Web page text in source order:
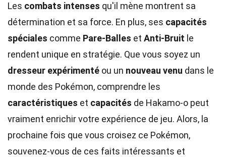
Les combats intenses qu'il mène montrent sa
détermination et sa force. En plus, ses capacités
spéciales comme Pare-Balles et Anti-Bruit le
rendent unique en stratégie. Que vous soyez un
dresseur expérimenté ou un nouveau venu dans le
monde des Pokémon, comprendre les
caractéristiques et capacités de Hakamo-o peut
vraiment enrichir votre expérience de jeu. Alors, la
prochaine fois que vous croisez ce Pokémon,
souvenez-vous de ces faits intéressants et